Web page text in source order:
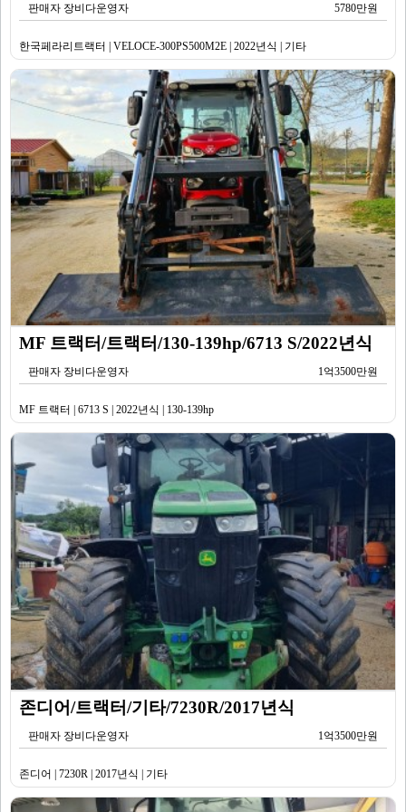
판매자 장비다운영자 5780만원
한국페라리트랙터 | VELOCE-300PS500M2E | 2022년식 | 기타
MF 트랙터/트랙터/130-139hp/6713 S/2022년식
판매자 장비다운영자 1억3500만원
MF 트랙터 | 6713 S | 2022년식 | 130-139hp
존디어/트랙터/기타/7230R/2017년식
판매자 장비다운영자 1억3500만원
존디어 | 7230R | 2017년식 | 기타